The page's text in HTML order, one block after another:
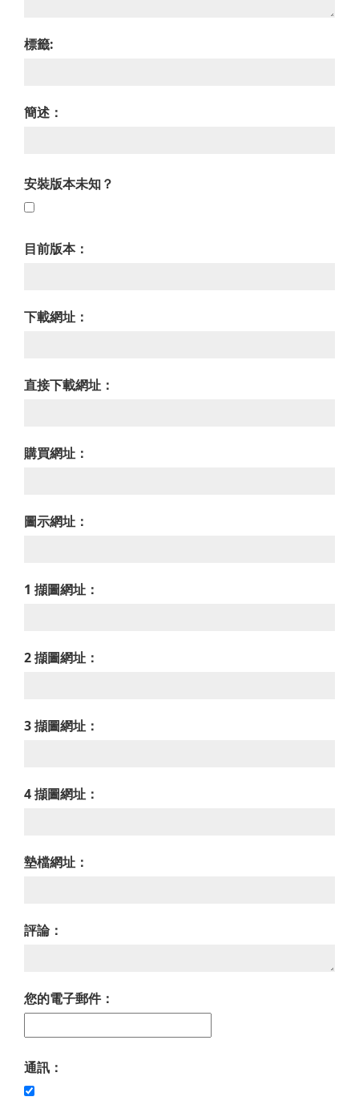
標籤:
簡述：
安裝版本未知？
目前版本：
下載網址：
直接下載網址：
購買網址：
圖示網址：
1 擷圖網址：
2 擷圖網址：
3 擷圖網址：
4 擷圖網址：
墊檔網址：
評論：
您的電子郵件：
通訊：